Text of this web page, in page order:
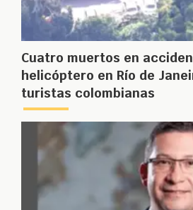
Cuatro muertos en
helicóptero en Río de
turistas colombianas